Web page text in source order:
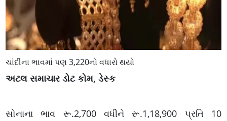
ચાંદીના ભાવમાં પણ 3,220નો વધારો થયો
અટલ સમાચાર ડોટ કોમ, ડેસ્ક
સોનાના ભાવ રૂ.2,700 વધીને રૂ.1,18,900 પ્રતિ 10